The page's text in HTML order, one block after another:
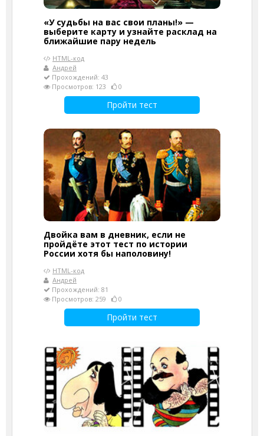
«У судьбы на вас свои планы!» —
выберите карту и узнайте расклад на
ближайшие пару недель
HTML-код
Андрей
Прохождений: 43
Просмотров: 123
0
Пройти тест
Двойка вам в дневник, если не
пройдёте этот тест по истории
России хотя бы наполовину!
HTML-код
Андрей
Прохождений: 81
Просмотров: 259
0
Пройти тест